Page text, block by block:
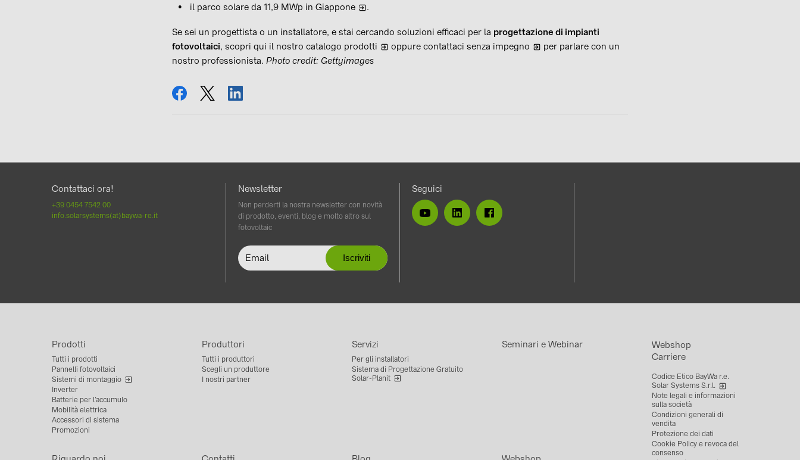
il parco solare da 11,9 MWp in Giappone
.
Se sei un progettista o un installatore, e stai cercando soluzioni efficaci per la progettazione di impianti
fotovoltaici, scopri qui il nostro catalogo prodotti oppure contattaci senza impegno
per parlare con un
nostro professionista. Photo credit: Gettyimages
condividi
tweetcondividi
Contattaci ora!
+39 0454 7542 00
info.solarsystems(at)baywa-re.it
Newsletter
Non perderti la nostra newsletter con novità
di prodotto, eventi, blog e molto altro sul
fotovoltaic
Seguici
Prodotti
Tutti i prodotti
Pannelli fotovoltaici
Sistemi di montaggio
Inverter
Batterie per l’accumulo
Mobilità elettrica
Accessori di sistema
Promozioni
Produttori
Tutti i produttori
Scegli un produttore
I nostri partner
Servizi
Per gli installatori
Sistema di Progettazione Gratuito
Solar-Planit
Seminari e Webinar
Webshop
Carriere
Codice Etico BayWa r.e.
Solar Systems S.r.l.
Note legali e informazioni
sulla società
Condizioni generali di
vendita
Protezione dei dati
Cookie Policy e revoca del
consenso